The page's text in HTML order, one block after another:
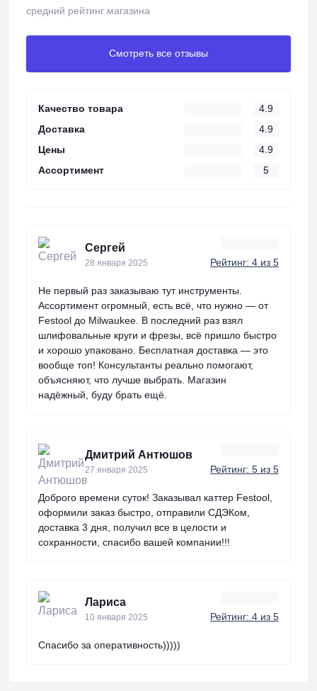
средний рейтинг магазина
Смотреть все отзывы
Качество товара
4.9
Доставка
4.9
Цены
4.9
Ассортимент
5
Сергей
28 января 2025 Рейтинг: 4 из 5
Не первый раз заказываю тут инструменты.
Ассортимент огромный, есть всё, что нужно — от
Festool до Milwaukee. В последний раз взял
шлифовальные круги и фрезы, всё пришло быстро
и хорошо упаковано. Бесплатная доставка — это
вообще топ! Консультанты реально помогают,
объясняют, что лучше выбрать. Магазин
надёжный, буду брать ещё.
Дмитрий Антюшов
27 января 2025 Рейтинг: 5 из 5
Доброго времени суток! Заказывал каттер Festool,
оформили заказ быстро, отправили СДЭКом,
доставка 3 дня, получил все в целости и
сохранности, спасибо вашей компании!!!
Лариса
10 января 2025 Рейтинг: 4 из 5
Спасибо за оперативность)))))